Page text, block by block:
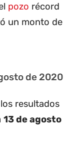
pozo récord
un monto de
de 2020
resultados
13 de agosto